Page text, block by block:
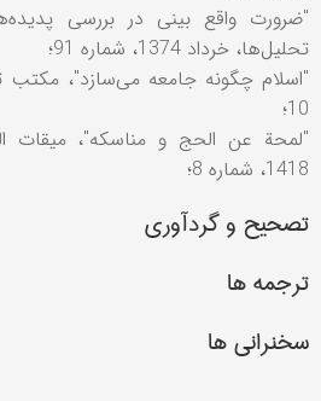
"ضرورت واقع بينی در بررسی
تحليل‌ها، خرداد 1374، شماره 91؛
10؛
"لمحة عن الحج و مناسکه"، ميقات
1418، شماره 8؛
تصحیح و گردآوری
ترجمه ها
سخنرانی ها